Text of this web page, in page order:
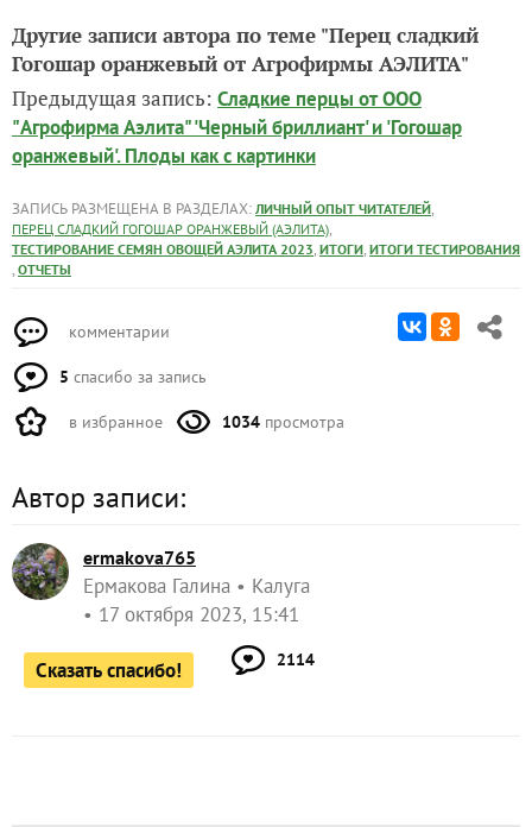
Другие записи автора по теме "Перец сладкий
Гогошар оранжевый от Агрофирмы АЭЛИТА"
Предыдущая запись: Сладкие перцы от ООО
"Агрофирма Аэлита" 'Черный бриллиант' и 'Гогошар
оранжевый'. Плоды как с картинки
ЗАПИСЬ РАЗМЕЩЕНА В РАЗДЕЛАХ: ЛИЧНЫЙ ОПЫТ ЧИТАТЕЛЕЙ,
ПЕРЕЦ СЛАДКИЙ ГОГОШАР ОРАНЖЕВЫЙ (АЭЛИТА),
ТЕСТИРОВАНИЕ СЕМЯН ОВОЩЕЙ АЭЛИТА 2023, ИТОГИ, ИТОГИ ТЕСТИРОВАНИЯ
, ОТЧЕТЫ
комментарии
5 спасибо за запись
в избранное 1034 просмотра
Автор записи:
ermakova765
Ермакова Галина
Калуга
17 октября 2023, 15:41
Сказать спасибо! 2114